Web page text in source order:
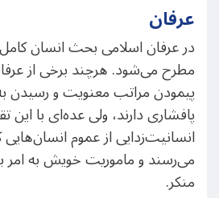
عرفان
در عرفان اسلامی بحث انسان
مطرح می‌شود. هرچند برخی از
پیمودن مراتب معنویت و رسیدن
پافشاری دارند، ولی عده‌ای با
انسانیت‌زدایی از عموم
می‌رسند و ماموریت خویش به امر
منکر.